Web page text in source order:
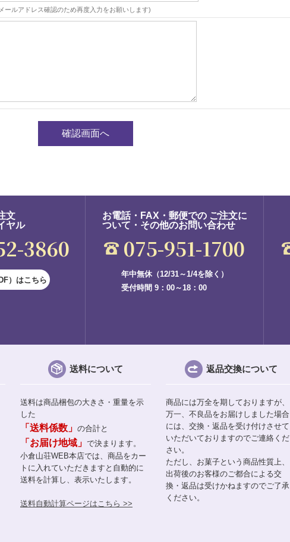
メールアドレス確認のため再度入力をお願いします)
文
ヤル
3860
）はこちら
お電話・FAX・郵便での ご注文に
ついて・その他のお問い合わせ
075-951-1700
年中無休（12/31～1/4を除く）
受付時間 9：00～18：00
送料について
送料は商品梱包の大きさ・重量を示
した
「送料係数」 の合計と
「お届け地域」 で決まります。
小倉山荘WEB本店では、商品をカー
トに入れていただきますと自動的に
送料を計算し、表示いたします。
送料自動計算ページはこちら >>
返品交換について
商品には万全を期しておりますが、
万一、不良品をお届けしました場合
には、交換・返品を受け付けさせて
いただいておりますのでご連絡くだ
さい。
ただし、お菓子という商品性質上、
出荷後のお客様のご都合による交
換・返品は受けかねますのでご了承
ください。